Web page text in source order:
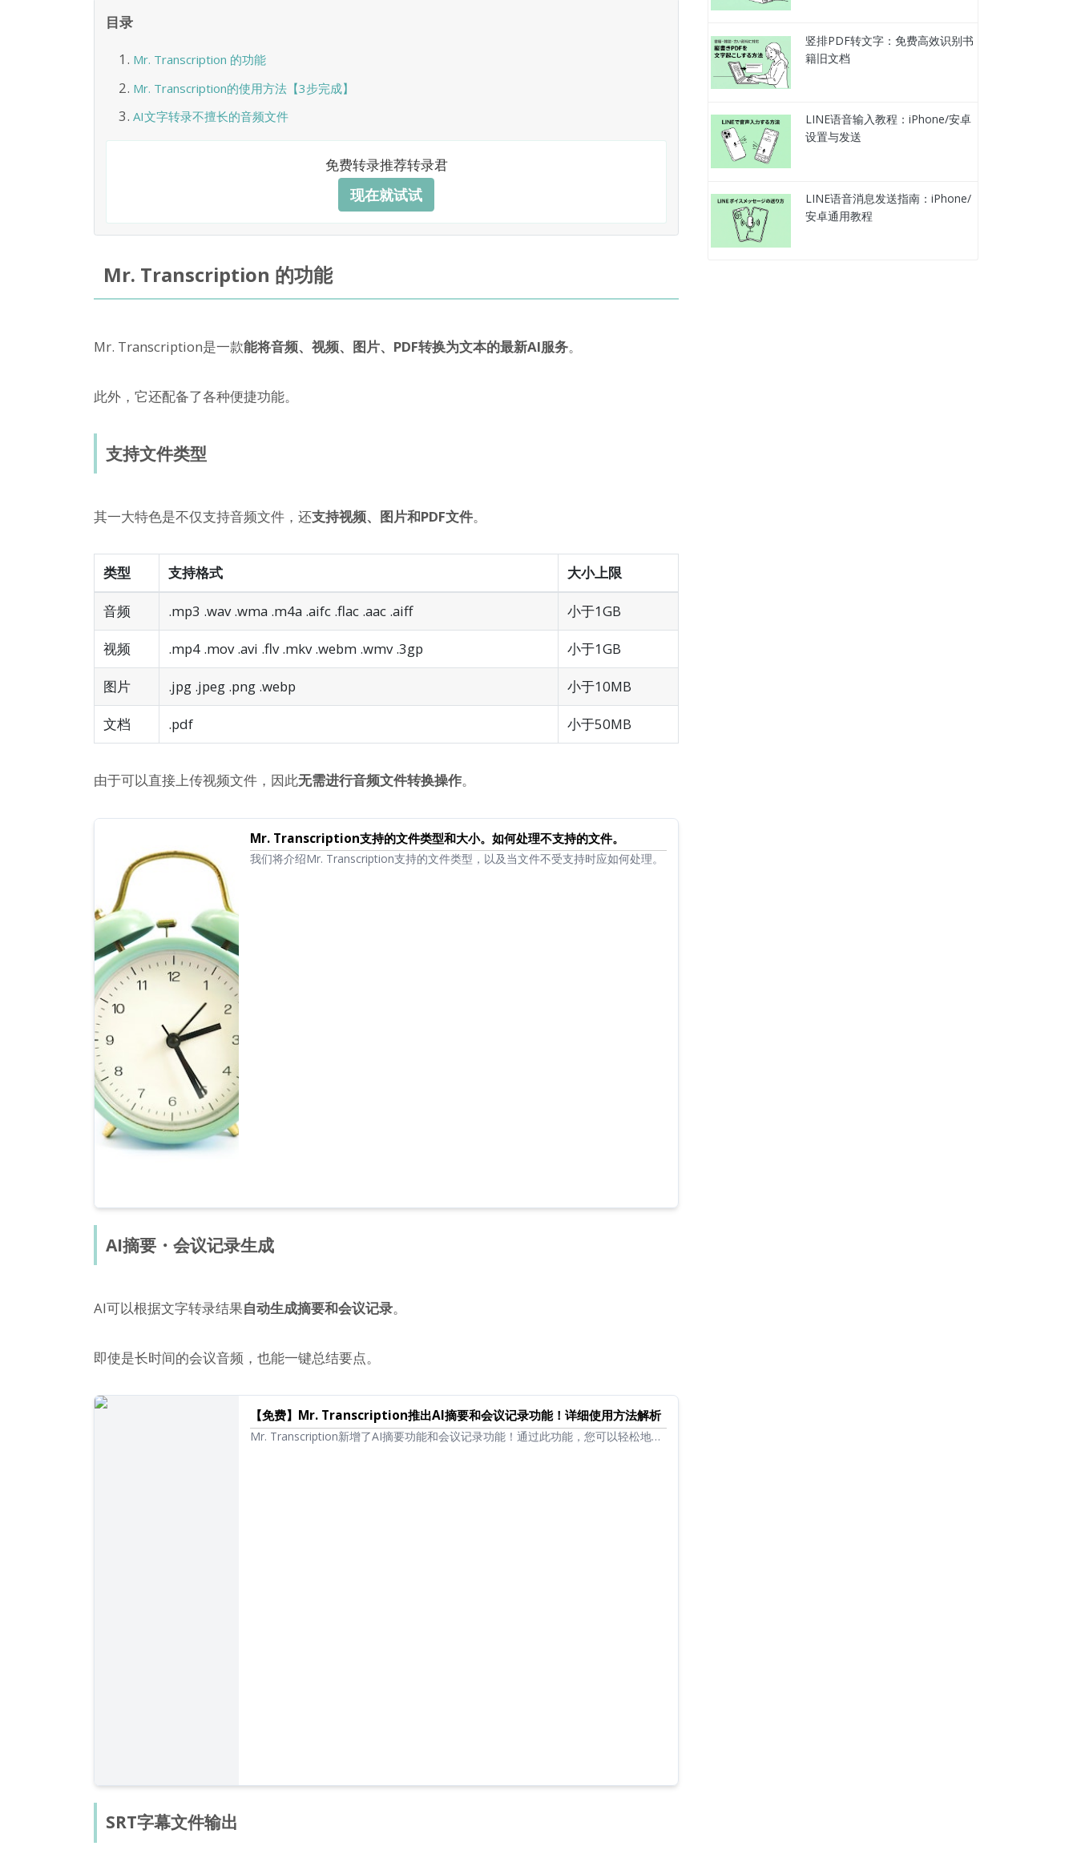
目录
Mr. Transcription 的功能
Mr. Transcription的使用方法【3步完成】
AI文字转录不擅长的音频文件
免费转录推荐转录君
现在就试试
Mr. Transcription 的功能
Mr. Transcription是一款能将音频、视频、图片、PDF转换为文本的最新AI服务。
此外，它还配备了各种便捷功能。
支持文件类型
其一大特色是不仅支持音频文件，还支持视频、图片和PDF文件。
类型 支持格式 大小上限
音频 .mp3 .wav .wma .m4a .aifc .flac .aac .aiff 小于1GB
视频 .mp4 .mov .avi .flv .mkv .webm .wmv .3gp 小于1GB
图片 .jpg .jpeg .png .webp 小于10MB
文档 .pdf 小于50MB
由于可以直接上传视频文件，因此无需进行音频文件转换操作。
Mr. Transcription支持的文件类型和大小。如何处理不支持的文件。
我们将介绍Mr. Transcription支持的文件类型，以及当文件不受支持时应如何处理。
AI摘要・会议记录生成
AI可以根据文字转录结果自动生成摘要和会议记录。
即使是长时间的会议音频，也能一键总结要点。
【免费】Mr. Transcription推出AI摘要和会议记录功能！详细使用方法解析
Mr. Transcription新增了AI摘要功能和会议记录功能！通过此功能，您可以轻松地对
SRT字幕文件输出
竖排PDF转文字：免费高效识别书
籍旧文档
LINE语音输入教程：iPhone/安卓
设置与发送
LINE语音消息发送指南：iPhone/
安卓通用教程